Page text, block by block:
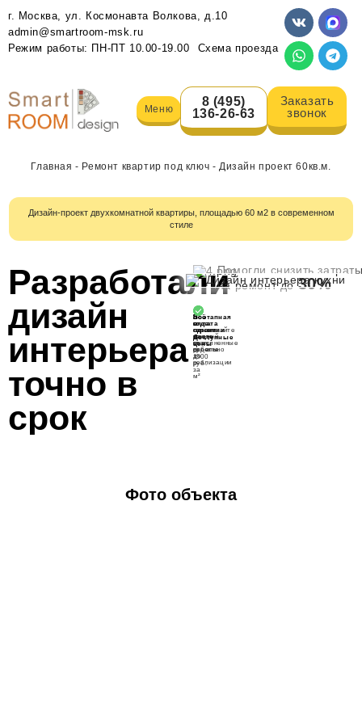
г. Москва, ул. Космонавта Волкова, д.10
admin@smartroom-msk.ru
Режим работы: ПН-ПТ 10.00-19.00
Схема проезда
Меню
8 (495)
136-26-63
Заказать
звонок
Главная - Ремонт квартир под ключ - Дизайн проект 60кв.м.
Дизайн-проект двухкомнатной квартиры, площадью 60 м2 в современном
стиле
Разработали
дизайн
интерьера
точно в
срок
Всё
в
одном
месте
от
проекта
до
реализации
3
года
гарантии
на
выполненные
работы
Поэтапная
оплата
оплачивайте
каждый
этап
отдельно
Доступные
цены
от
1500
руб.
за
м²
Помогли снизить
на ремонт до30%
Фото объекта